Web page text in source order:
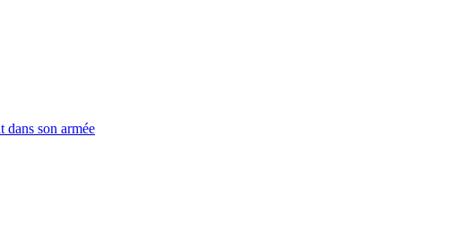
dans son armée